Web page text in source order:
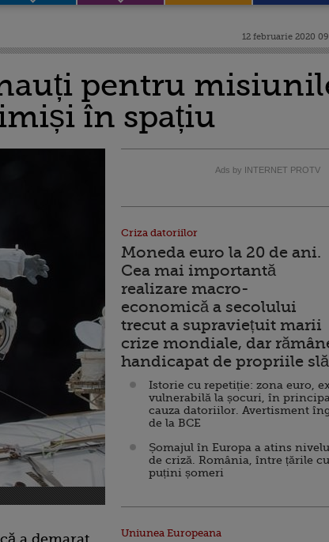
12 februarie 2020
pentru
în spațiu
a demarat
Ads by INTERNET PROTV
Criza datoriilor
Moneda euro la 20 de ani.
Cea mai importantă
realizare macro-
economică a secolului
trecut a supraviețuit marii
crize mondiale, dar
handicapat de propriile
Istorie cu repetiție: zona euro,
vulnerabilă la șocuri, în
cauza datoriilor. Avertisment
de la BCE
Șomajul în Europa a atins
de criză. România, între țările
puțini șomeri
Uniunea Europeana